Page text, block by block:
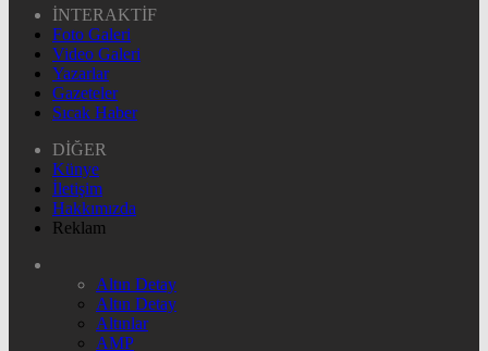
İNTERAKTİF
Foto Galeri
Video Galeri
Yazarlar
Gazeteler
Sıcak Haber
DİĞER
Künye
İletişim
Hakkımızda
Reklam
Altın Detay
Altın Detay
Altınlar
AMP